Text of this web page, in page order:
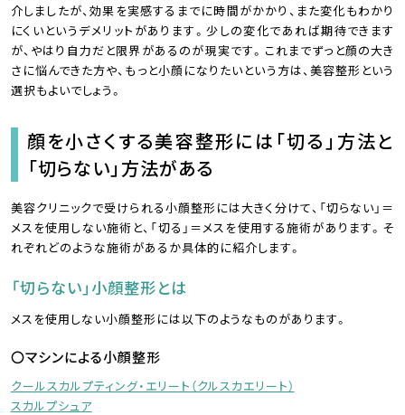
介しましたが、効果を実感するまでに時間がかかり、また変化もわかり
にくいというデメリットがあります。少しの変化であれば期待できます
が、やはり自力だと限界があるのが現実です。これまでずっと顔の大き
さに悩んできた方や、もっと小顔になりたいという方は、美容整形という
選択もよいでしょう。
顔を小さくする美容整形には「切る」方法と
「切らない」方法がある
美容クリニックで受けられる小顔整形には大きく分けて、「切らない」＝
メスを使用しない施術と、「切る」＝メスを使用する施術があります。そ
れぞれどのような施術があるか具体的に紹介します。
「切らない」小顔整形とは
メスを使用しない小顔整形には以下のようなものがあります。
〇マシンによる小顔整形
クールスカルプティング・エリート（クルスカエリート）
スカルプシュア